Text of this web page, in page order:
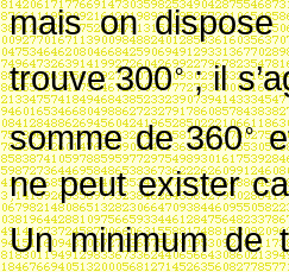
mais on dispose
trouve300∘ ; il
somme de360∘
ne peut exister
Un minimum de